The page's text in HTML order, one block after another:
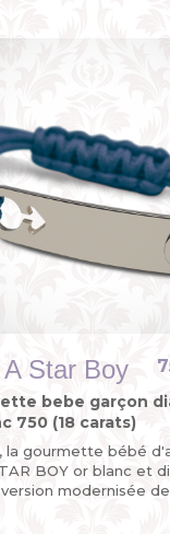
A Star Boy
bebe garçon
750 (18 carats)
la gourmette bébé
BOY or blanc et
modernisée